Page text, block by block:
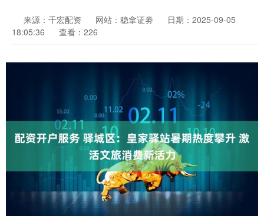
来源：千宏配资 网站：稳拿证劵
日期：2025-09-05
18:05:36
查看：226